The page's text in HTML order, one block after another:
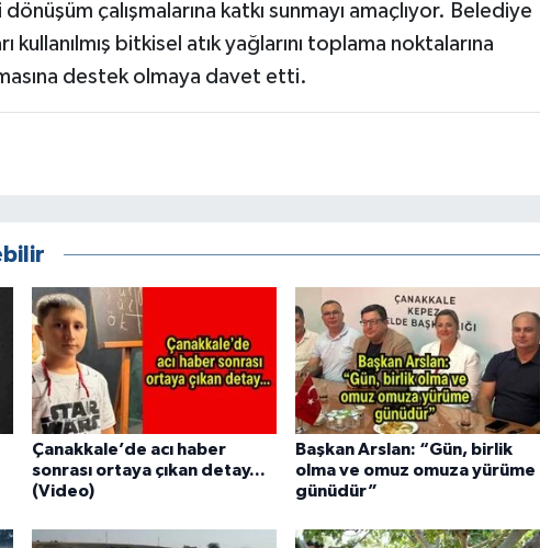
çalışmalarına katkı sunmayı amaçlıyor. Belediye
bitkisel atık yağlarını toplama noktalarına
destek olmaya davet etti.
Çanakkale’de acı haber
sonrası ortaya çıkan detay...
(Video)
Başkan Arslan: “Gün, birlik
olma ve omuz omuza yürüme
günüdür”